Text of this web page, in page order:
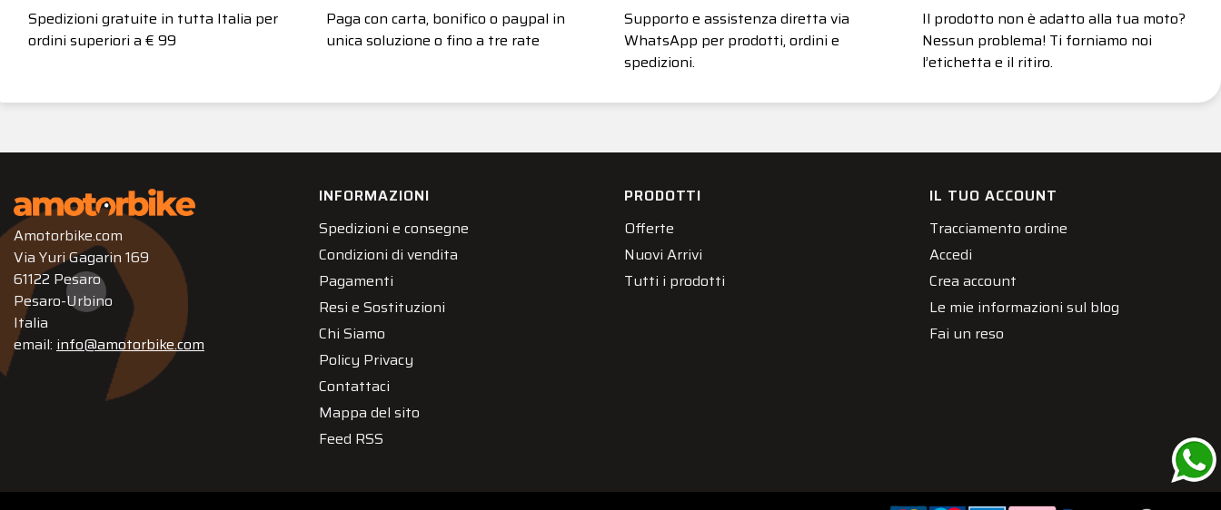
Spedizioni gratuite in tutta Italia per
ordini superiori a € 99
Paga con carta, bonifico o paypal in
unica soluzione o fino a tre rate
Supporto e assistenza diretta via
WhatsApp per prodotti, ordini e
spedizioni.
Il prodotto non è adatto alla tua moto?
Nessun problema! Ti forniamo noi
l’etichetta e il ritiro.
Amotorbike.com
Via Yuri Gagarin 169
61122 Pesaro
Pesaro-Urbino
Italia
email: info@amotorbike.com
INFORMAZIONI
Spedizioni e consegne
Condizioni di vendita
Pagamenti
Resi e Sostituzioni
Chi Siamo
Policy Privacy
Contattaci
Mappa del sito
Feed RSS
PRODOTTI
Offerte
Nuovi Arrivi
Tutti i prodotti
IL TUO ACCOUNT
Tracciamento ordine
Accedi
Crea account
Le mie informazioni sul blog
Fai un reso